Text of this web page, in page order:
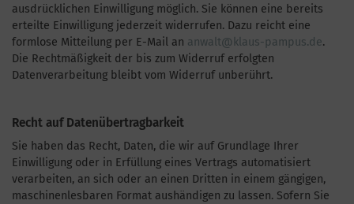
ausdrücklichen Einwilligung möglich. Sie können eine bereits
erteilte Einwilligung jederzeit widerrufen. Dazu reicht eine
formlose Mitteilung per E-Mail an anwalt@klaus-pampus.de.
Die Rechtmäßigkeit der bis zum Widerruf erfolgten
Datenverarbeitung bleibt vom Widerruf unberührt.
Recht auf Datenübertragbarkeit
Sie haben das Recht, Daten, die wir auf Grundlage Ihrer
Einwilligung oder in Erfüllung eines Vertrags automatisiert
verarbeiten, an sich oder an einen Dritten in einem gängigen,
maschinenlesbaren Format aushändigen zu lassen. Sofern Sie